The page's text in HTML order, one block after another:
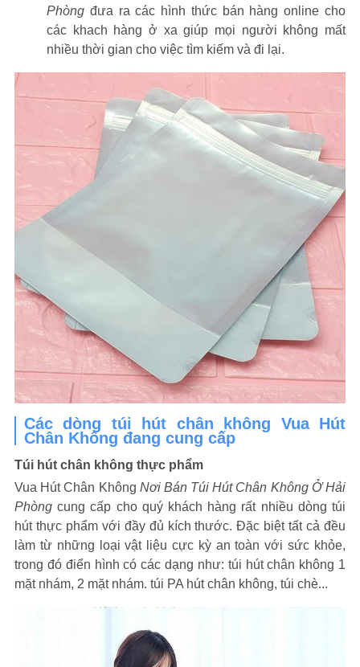
Phòng đưa ra các hình thức bán hàng online cho
các khach hàng ở xa giúp mọi người không mất
nhiều thời gian cho việc tìm kiếm và đi lại.
Các dòng túi hút chân không Vua Hút
Chân Không đang cung cấp
Túi hút chân không thực phẩm
Vua Hút Chân Không Nơi Bán Túi Hút Chân Không Ở Hải
Phòngcung cấp cho quý khách hàng rất nhiều dòng túi
hút thực phẩm với đầy đủ kích thước. Đặc biệt tất cả đều
làm từ những loại vật liệu cực kỳ an toàn với sức khỏe,
trong đó điển hình có các dạng như: túi hút chân không 1
mặt nhám, 2 mặt nhám. túi PA hút chân không, túi chè...